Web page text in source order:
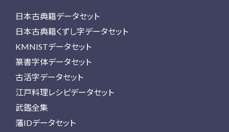
日本古典籍データセット
日本古典籍くずし字データセット
KMNISTデータセット
篆書字体データセット
古活字データセット
江戸料理レシピデータセット
武鑑全集
藩IDデータセット